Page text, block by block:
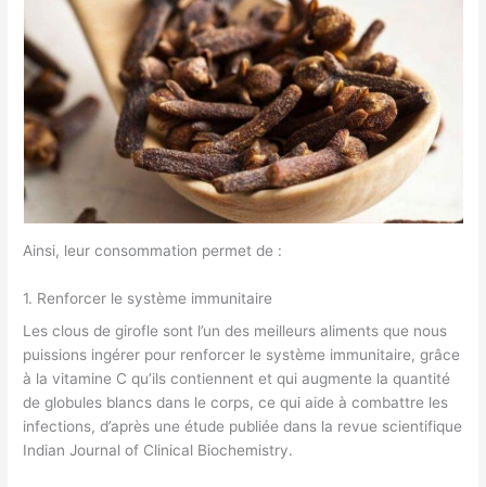
Ainsi, leur consommation permet de :
1. Renforcer le système immunitaire
Les clous de girofle sont l’un des meilleurs aliments que nous
puissions ingérer pour renforcer le système immunitaire, grâce
à la vitamine C qu’ils contiennent et qui augmente la quantité
de globules blancs dans le corps, ce qui aide à combattre les
infections, d’après une étude publiée dans la revue scientifique
Indian Journal of Clinical Biochemistry.